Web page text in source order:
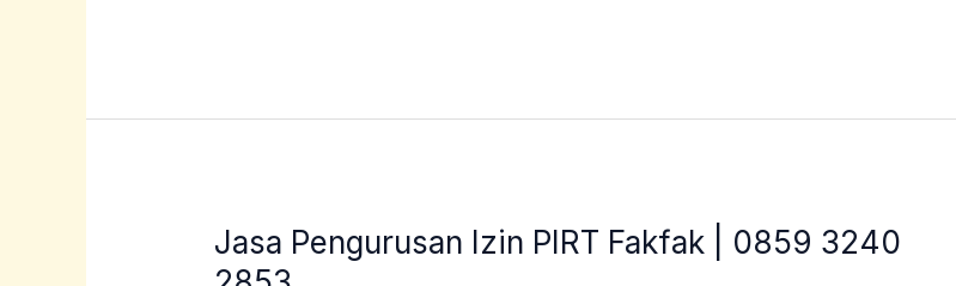
Jasa Pengurusan Izin PIRT Fakfak | 0859 3240
Jasa
Pengurusan